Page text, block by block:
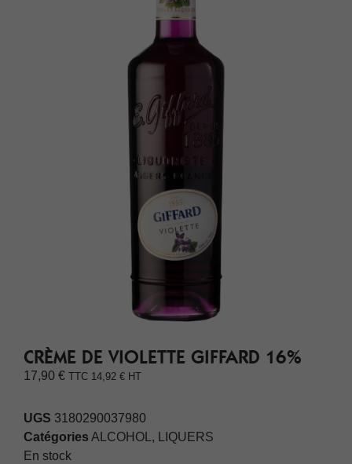
CRÈME DE VIOLETTE GIFFARD 16%
17,90 € TTC 14,92 € HT
UGS 3180290037980
Catégories ALCOHOL ,
LIQUERS
En stock